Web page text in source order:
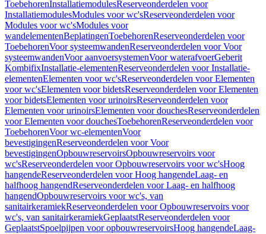
ToebehorenInstallatiemodulesReserveonderdelen voor
InstallatiemodulesModules voor wc'sReserveonderdelen voor
Modules voor wc'sModules voor
wandelementenBeplatingenToebehorenReserveonderdelen voor
ToebehorenVoor systeemwandenReserveonderdelen voor Voor
systeemwandenVoor aanvoersystemenVoor waterafvoerGeberit
KombifixInstallatie-elementenReserveonderdelen voor Installatie-
elementenElementen voor wc'sReserveonderdelen voor Elementen
voor wc'sElementen voor bidetsReserveonderdelen voor Elementen
voor bidetsElementen voor urinoirsReserveonderdelen voor
Elementen voor urinoirsElementen voor douchesReserveonderdelen
voor Elementen voor douchesToebehorenReserveonderdelen voor
ToebehorenVoor wc-elementenVoor
bevestigingenReserveonderdelen voor Voor
bevestigingenOpbouwreservoirsOpbouwreservoirs voor
wc'sReserveonderdelen voor Opbouwreservoirs voor wc'sHoog
hangendeReserveonderdelen voor Hoog hangendeLaag- en
halfhoog hangendReserveonderdelen voor Laag- en halfhoog
hangendOpbouwreservoirs voor wc's, van
sanitairkeramiekReserveonderdelen voor Opbouwreservoirs voor
wc's, van sanitairkeramiekGeplaatstReserveonderdelen voor
GeplaatstSpoelpijpen voor opbouwreservoirsHoog hangendeLaag-